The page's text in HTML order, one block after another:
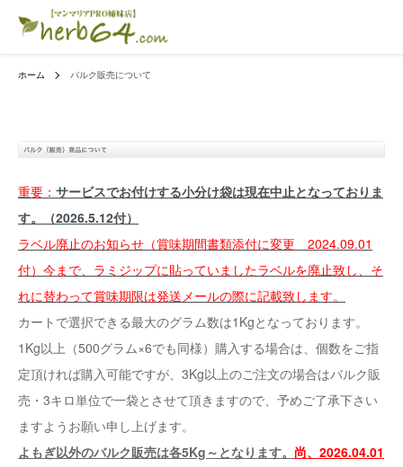
ホーム バルク販売について
重要： サービスでお付けする小分け袋は現在中止となっておりま
す。（2026.5.12付）
ラベル廃止のお知らせ（賞味期間書類添付に変更 2024.09.01
付）今まで、ラミジップに貼っていましたラベルを廃止致し、そ
れに替わって賞味期限は発送メールの際に記載致します。
カートで選択できる最大のグラム数は1Kgとなっております。
1Kg以上（500グラム×6でも同様）購入する場合は、個数をご指
定頂ければ購入可能ですが、3Kg以上のご注文の場合はバルク販
売・3キロ単位で一袋とさせて頂きますので、予めご了承下さい
ますようお願い申し上げます。
よもぎ以外のバルク販売は各5Kg～となります。 尚、2026.04.01